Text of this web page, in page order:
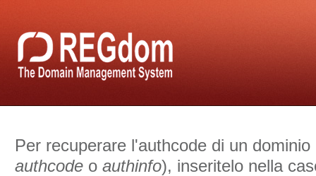
Per recuperare l'authcode di un
authcode o authinfo), inseritelo nella